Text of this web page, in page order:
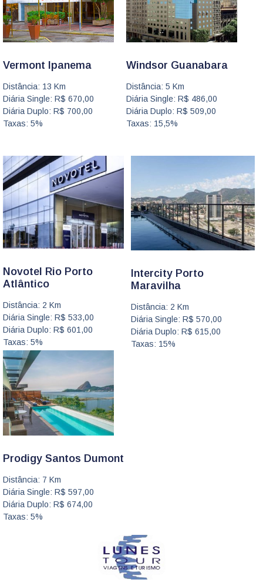
Vermont Ipanema
Distância: 13 Km
Diária Single: R$ 670,00
Diária Duplo: R$ 700,00
Taxas: 5%
Windsor Guanabara
Distância: 5 Km
Diária Single: R$ 486,00
Diária Duplo: R$ 509,00
Taxas: 15,5%
Novotel Rio Porto
Atlântico
Distância: 2 Km
Diária Single: R$ 533,00
Diária Duplo: R$ 601,00
Taxas: 5%
Intercity Porto
Maravilha
Distância: 2 Km
Diária Single: R$ 570,00
Diária Duplo: R$ 615,00
Taxas: 15%
Prodigy Santos Dumont
Distância: 7 Km
Diária Single: R$ 597,00
Diária Duplo: R$ 674,00
Taxas: 5%